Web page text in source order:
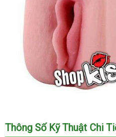
Âm
Đạo
Thông Số Kỹ Thuật Chi